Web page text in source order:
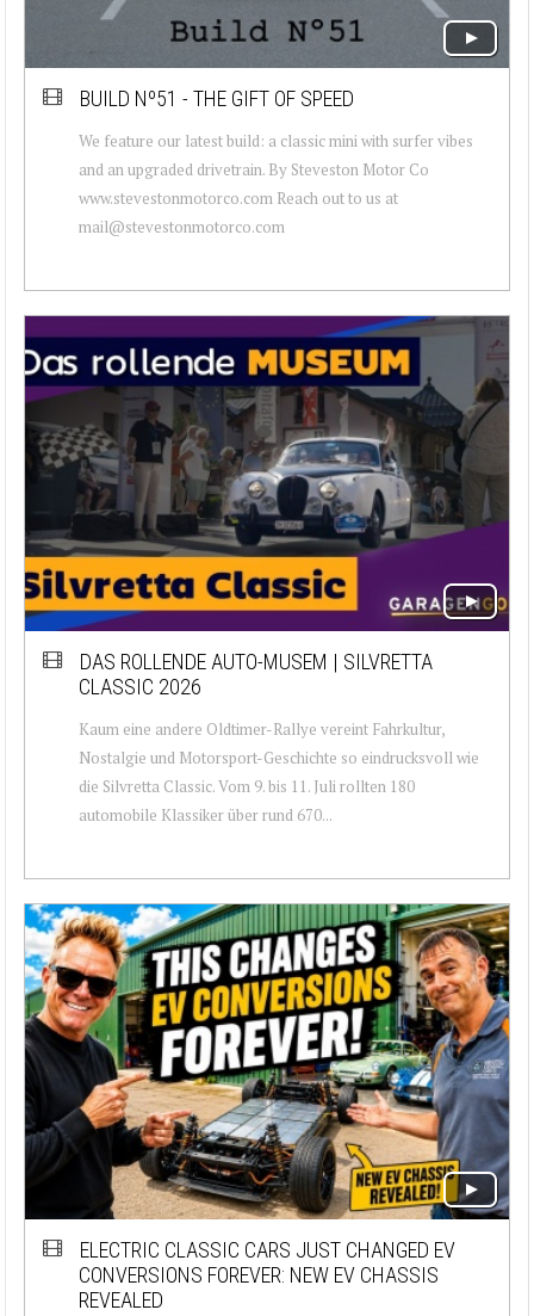
BUILD Nº51 - THE GIFT OF SPEED
We feature our latest build: a classic mini with surfer vibes
and an upgraded drivetrain. By Steveston Motor Co
www.stevestonmotorco.com Reach out to us at
mail@stevestonmotorco.com
DAS ROLLENDE AUTO-MUSEM | SILVRETTA
CLASSIC 2026
Kaum eine andere Oldtimer-Rallye vereint Fahrkultur,
Nostalgie und Motorsport-Geschichte so eindrucksvoll wie
die Silvretta Classic. Vom 9. bis 11. Juli rollten 180
automobile Klassiker über rund 670...
ELECTRIC CLASSIC CARS JUST CHANGED EV
CONVERSIONS FOREVER: NEW EV CHASSIS
REVEALED